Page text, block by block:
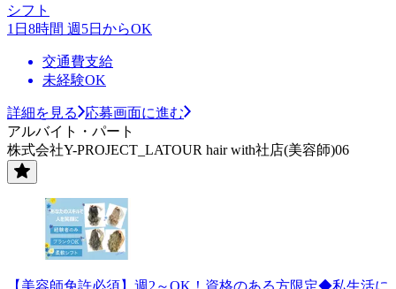
シフト
1日8時間 週5日からOK
交通費支給
未経験OK
詳細を見る
応募画面に進む
アルバイト・パート
株式会社Y-PROJECT_LATOUR hair with社店(美容師)06
【美容師免許必須】週2～OK！資格のある方限定◆私生活に